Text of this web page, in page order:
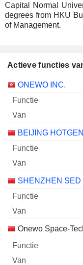
Capital Normal
degrees from HKU
of Management.
Actieve functies
Bedrijven Functie
ONEWO INC.
BEIJING
SHENZHEN SED
Onewo Space-